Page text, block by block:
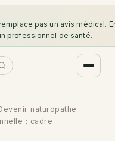
pas un avis médical.
professionnel de santé.
naturopathe
: cadre